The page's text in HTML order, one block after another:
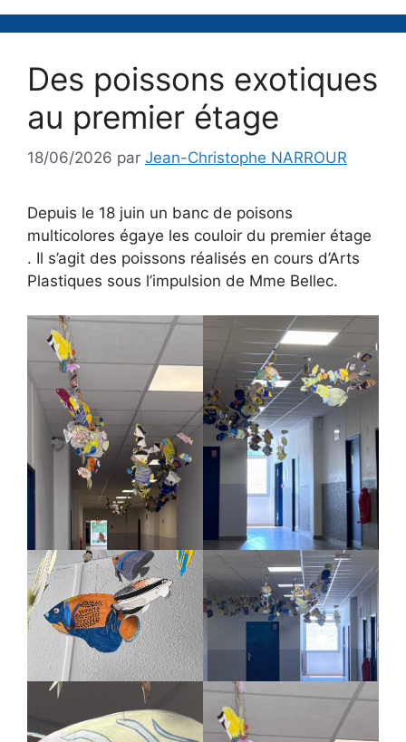
Des poissons exotiques
au premier étage
18/06/2026 par Jean-Christophe NARROUR
Depuis le 18 juin un banc de poisons
multicolores égaye les couloir du premier étage
. Il s’agit des poissons réalisés en cours d’Arts
Plastiques sous l’impulsion de Mme Bellec.